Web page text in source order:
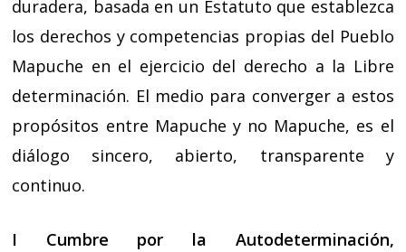
duradera, basada en un Estatuto que establezca
los derechos y competencias propias del Pueblo
Mapuche en el ejercicio del derecho a la Libre
determinación. El medio para converger a estos
propósitos entre Mapuche y no Mapuche, es el
diálogo sincero, abierto, transparente y
continuo.
I Cumbre por la Autodeterminación,